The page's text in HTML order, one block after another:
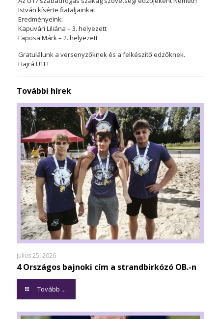
István kísérte fiataljainkat.
Eredményeink:
Kapuvári Liliána – 3. helyezett
Laposa Márk – 2. helyezett
Gratulálunk a versenyzőknek és a felkészítő edzőknek.
Hajrá UTE!
További hírek
július 25, 2026
4 Országos bajnoki cím a strandbirkózó OB.-n
Tovább ...